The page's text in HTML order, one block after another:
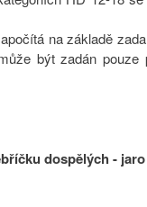
na základě
být zadán
dospělých - jaro